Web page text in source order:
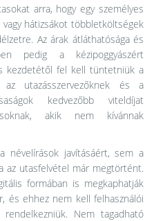
arra, hogy egy személyes
hátizsákot többletköltségek
Az árak átláthatósága és
pedig a kézipoggyászért
kezdetétől fel kell tüntetniük a
az utazásszervezőknek és a
kedvezőbb viteldíjat
akik nem kívánnak
névelírások javításáért, sem a
az utasfelvétel már megtörtént.
formában is megkaphatják
és ehhez nem kell felhasználói
Nem tagadható